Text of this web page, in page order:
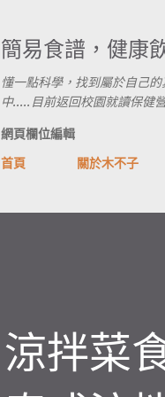
簡易食譜，健康
懂一點科學，找到屬於自己
中.....目前返回校園就讀保健
網頁欄位編輯
首頁
關於木不子
涼拌菜